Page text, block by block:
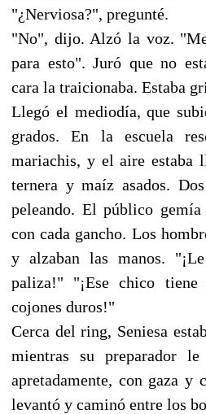
"¿Nerviosa?", pregunté.
"No", dijo. Alzó la voz.
para esto". Juró que no
cara la traicionaba. Estaba
Llegó el mediodía, que
grados. En la escuela
mariachis, y el aire estaba
ternera y maíz asados. Dos
peleando. El público
con cada gancho. Los
y alzaban las manos.
paliza!" "¡Ese chico tiene
cojones duros!"
Cerca del ring, Seniesa
mientras su preparador
apretadamente, con gaza y
levantó y caminó entre los